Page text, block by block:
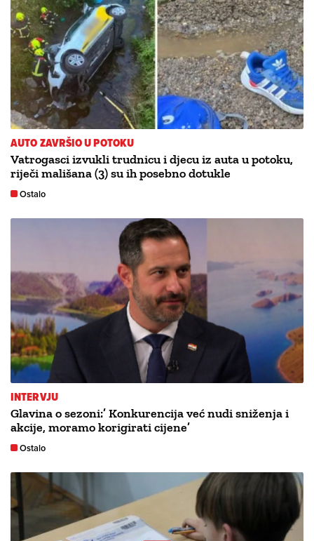
AUTO ZAVRŠIO U POTOKU
Vatrogasci izvukli trudnicu i djecu iz auta u potoku,
riječi mališana (3) su ih posebno dotukle
Ostalo
INTERVJU
Glavina o sezoni:’ Konkurencija već nudi sniženja i
akcije, moramo korigirati cijene’
Ostalo